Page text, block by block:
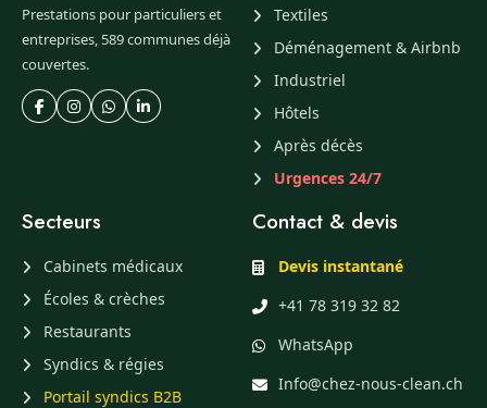
Prestations pour particuliers et
entreprises, 589 communes déjà
couvertes.
Textiles
Déménagement & Airbnb
Industriel
Hôtels
Après décès
Urgences 24/7
Secteurs
Cabinets médicaux
Écoles & crèches
Restaurants
Syndics & régies
Portail syndics B2B
Contact & devis
Devis instantané
+41 78 319 32 82
WhatsApp
Info@chez-nous-clean.ch